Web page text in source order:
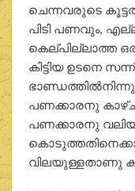
ചെന്നവരുടെ
പിടി പണവും,
കെല്പില്ലാത്ത
കിട്ടിയ ഉടനെ
പണക്കാരനു
പണക്കാരനു
വിലയുള്ളതാണു